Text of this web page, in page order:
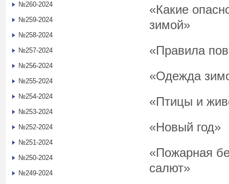
«Какие
зимой»
«Правила
«Одежда
«Птицы и
«Новый год»
«Пожарная
салют»
№260-2024
№259-2024
№258-2024
№257-2024
№256-2024
№255-2024
№254-2024
№253-2024
№252-2024
№251-2024
№250-2024
№249-2024